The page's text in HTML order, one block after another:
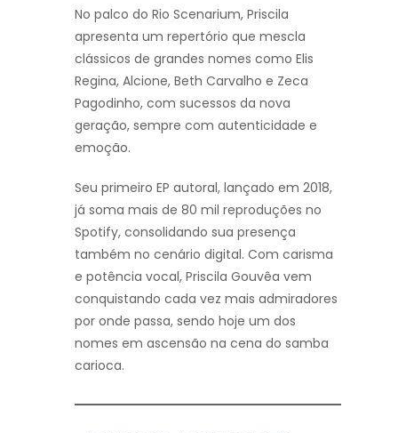
No palco do Rio Scenarium, Priscila
apresenta um repertório que mescla
clássicos de grandes nomes como Elis
Regina, Alcione, Beth Carvalho e Zeca
Pagodinho, com sucessos da nova
geração, sempre com autenticidade e
emoção.
Seu primeiro EP autoral, lançado em 2018,
já soma mais de 80 mil reproduções no
Spotify, consolidando sua presença
também no cenário digital. Com carisma
e potência vocal, Priscila Gouvêa vem
conquistando cada vez mais admiradores
por onde passa, sendo hoje um dos
nomes em ascensão na cena do samba
carioca.